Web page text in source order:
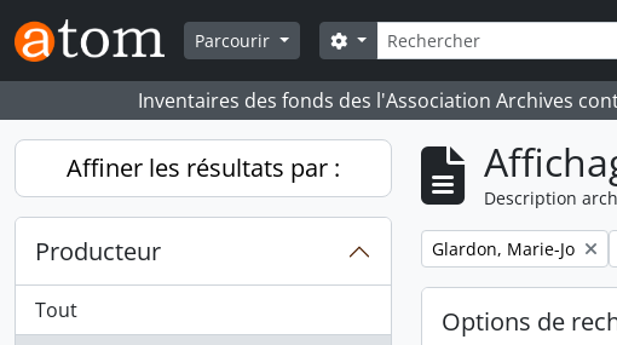
Skip to main content
Parcourir
Rechercher
Search options
Inventaires des fonds des l'Association Archives
Affiner les résultats par :
Producteur
Tout
Description
Remove filter:
Glardon, Marie-Jo
Options de